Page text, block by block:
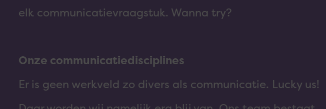
elk communicatievraagstuk. Wanna try?
Onze communicatiedisciplines
Er is geen werkveld zo divers als communicatie. Lucky us!